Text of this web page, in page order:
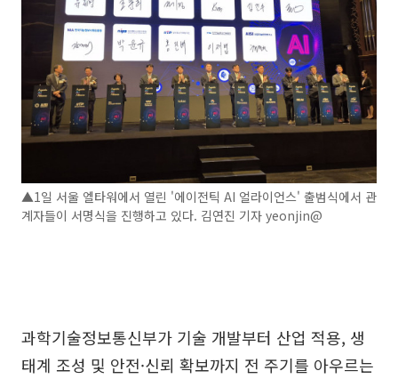
▲1일 서울 엘타워에서 열린 '에이전틱 AI 얼라이언스' 출범식에서 관
계자들이 서명식을 진행하고 있다. 김연진 기자 yeonjin@
과학기술정보통신부가 기술 개발부터 산업 적용, 생
태계 조성 및 안전·신뢰 확보까지 전 주기를 아우르는